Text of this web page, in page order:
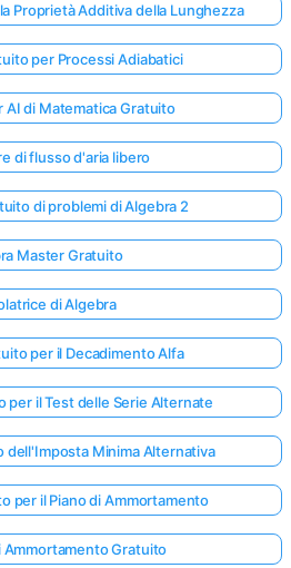
Proprietà Additiva della Lunghezza
per Processi Adiabatici
AI di Matematica Gratuito
di flusso d'aria libero
di problemi di Algebra 2
Master Gratuito
di Algebra
per il Decadimento Alfa
per il Test delle Serie Alternate
dell'Imposta Minima Alternativa
per il Piano di Ammortamento
Ammortamento Gratuito